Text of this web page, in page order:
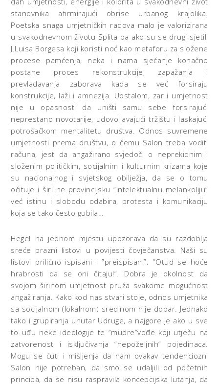
stanovnika afirmirajući obrise urbanog krajolika.
Poetska snaga umjetničkih radova malo je valorizirana
u svakodnevnom životu Splita pa ako su se drugi sjetili
J.Luisa Borgesa koji koristi noć kao metaforu za složene
procese pamćenja, neka i nama sjećanje konačno
postane proces rekonstrukcije, zapažanja i
prevladavanja zaborava kada se već forsiraju
konstrukcije, laži i amnezija. Uostalom, zar i umjetnost
nije u opasnosti da uništi samu sebe forsirajući
neprestano novotarije, udovoljavajući tržištu i laskajući
potrošačkom mentalitetu društva. Odnos suvremene
umjetnosti prema društvu, o čemu Salon treba voditi
računa, jest da angažirano svjedoči o neprekidnim i
složenim političkim, socijalnim i kulturnim krizama koje
su nacionalnog i svjetskog obilježja, da se o tomu
očituje i širi ne provincijsku ”intelektualnu melankoliju”
već istinu i slobodu odabira, protesta i komunikaciju
koja se tako često gubila…
Hegel na jednom mjestu upozorava da su razdoblja
sreće prazni listovi u povijesti čovječanstva. Naši su
listovi prilično ispisani i ”preispisani”. ”Otud se hoće
hrabrosti da se oni čitaju!”. Dobra je okolnost da
svojom širinom umjetnost pruža svakome mogućnost
angažiranja. Kako kod nas stvari stoje, odnos umjetnika
sa socijalnom (lokalnom) sredinom nije dobar. Jednako
tako i grupiranja unutar Udruge, a najgore je ako u sve
to uđu neke ideologije te ”mudre”vođe koji utječu na
zatvorenost i isključivanja ”nepoželjnih” pojedinaca.
Mogu se čuti i mišljenja da nam ovakav tendenciozni
Salon nije potreban, da smo se udaljili od početnih
principa, da se nisu raspravila koncepcijska lutanja, da